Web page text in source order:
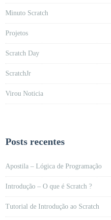
Minuto Scratch
Projetos
Scratch Day
ScratchJr
Virou Noticia
Posts recentes
Apostila – Lógica de Programação
Introdução – O que é Scratch ?
Tutorial de Introdução ao Scratch